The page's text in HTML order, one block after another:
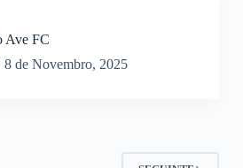
FC
8 de Novembro, 2025